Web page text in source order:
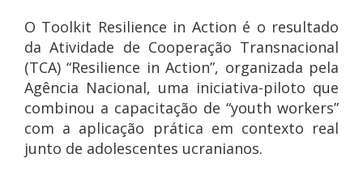
O Toolkit Resilience in Action é o resultado
da Atividade de Cooperação Transnacional
(TCA) “Resilience in Action”, organizada pela
Agência Nacional, uma iniciativa-piloto que
combinou a capacitação de “youth workers”
com a aplicação prática em contexto real
junto de adolescentes ucranianos.